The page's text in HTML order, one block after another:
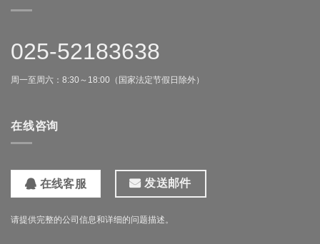
025-52183638
周一至周六：8:30～18:00（国家法定节假日除外）
在线咨询
在线客服 发送邮件
请提供完整的公司信息和详细的问题描述。